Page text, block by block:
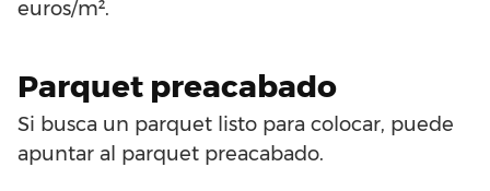
euros/m².
Parquet preacabado
Si busca un parquet listo para colocar, puede
apuntar al parquet preacabado.